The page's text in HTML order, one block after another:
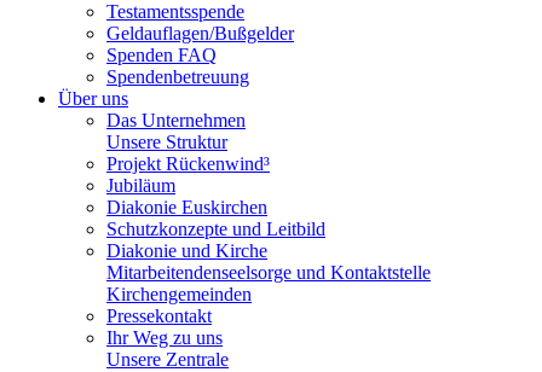
Testamentsspende
Geldauflagen/Bußgelder
Spenden FAQ
Spendenbetreuung
Über uns
Das Unternehmen
Unsere Struktur
Projekt Rückenwind³
Jubiläum
Diakonie Euskirchen
Schutzkonzepte und Leitbild
Diakonie und Kirche
Mitarbeitendenseelsorge und Kontaktstelle
Kirchengemeinden
Pressekontakt
Ihr Weg zu uns
Unsere Zentrale